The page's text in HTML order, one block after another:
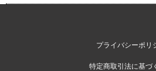
プライバシーポリ
特定商取引法に基づ